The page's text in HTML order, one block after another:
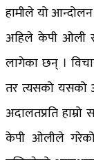
हामीले यो
अहिले केपी ओली
लागेका छन् ।
तर त्यसको यसको
अदालतप्रति
केपी ओलीले